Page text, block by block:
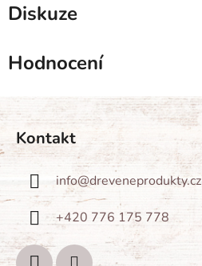
Diskuze
Hodnocení
á
p
a
t
í
Kontakt
info@dreveneprodukty.cz
+420 776 175 778